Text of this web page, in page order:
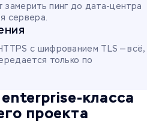
пинг до дата-центра
сервера.
с шифрованием TLS — всё,
только по
класса
проекта